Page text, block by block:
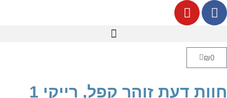
₪0
חוות דעת זוהר קפל, רייקי 1